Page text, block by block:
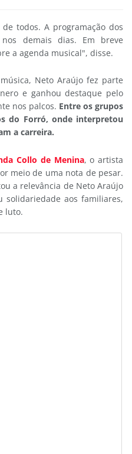
todos. A programação dos
demais dias. Em breve
a agenda musical", disse.
Neto Araújo fez parte
e ganhou destaque pelo
nos palcos. Entre os grupos
do Forró, onde interpretou
a carreira.
Collo de Menina, o artista
meio de uma nota de pesar.
a relevância de Neto Araújo
solidariedade aos familiares,
luto.